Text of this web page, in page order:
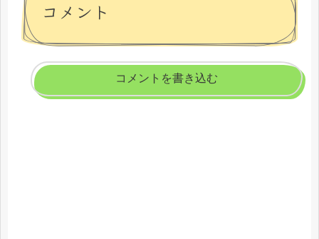
コメント
コメントを書き込む